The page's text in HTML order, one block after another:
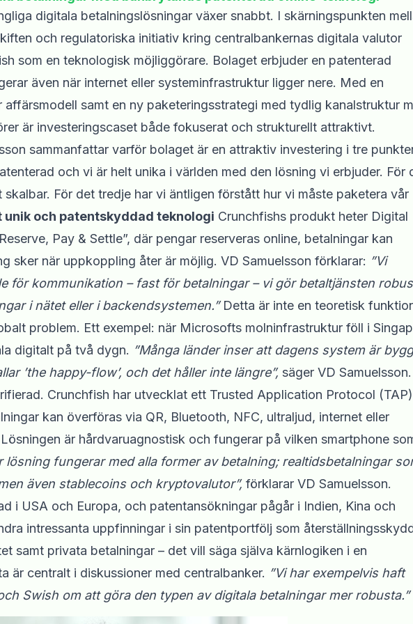
digitala betalningslösningar växer snabbt. I skärningspunkten
och regulatoriska initiativ kring centralbankernas digitala valutor
som en teknologisk möjliggörare. Bolaget erbjuder en patenterad
även när internet eller systeminfrastruktur ligger nere. Med en
samt en ny paketeringsstrategi med tydlig kanalstruktur
är investeringscaset både fokuserat och strukturellt attraktivt.
sammanfattar varför bolaget är en attraktiv investering i tre
och vi är helt unika i världen med den lösning vi erbjuder. För
För det tredje har vi äntligen förstått hur vi måste paketera vår
unik och patentskyddad teknologi Crunchfishs produkt heter Digital
Pay & Settle”, där pengar reserveras online, betalningar kan
sker när uppkoppling åter är möjlig. VD Samuelsson förklarar: ”Vi
för kommunikation – fast för betalningar – vi gör betaltjänsten
i nätet eller i backendsystemen.”Detta är inte en teoretisk
problem. Ett exempel: när Microsofts molninfrastruktur föll i
digitalt på två dygn. ”Många länder inser att dagens system är
’the happy-flow’, och det håller inte längre”, säger VD Samuelsson.
Crunchfish har utvecklat ett Trusted Application Protocol (TAP)
kan överföras via QR, Bluetooth, NFC, ultraljud, internet eller
är hårdvaruagnostisk och fungerar på vilken smartphone
lösning fungerar med alla former av betalning; realtidsbetalningar
även stablecoins och kryptovalutor”, förklarar VD Samuelsson.
i USA och Europa, och patentansökningar pågår i Indien, Kina och
intressanta uppfinningar i sin patentportfölj som
samt privata betalningar – det vill säga själva kärnlogiken i en
är centralt i diskussioner med centralbanker. ”Vi har exempelvis haft
Swish om att göra den typen av digitala betalningar mer robusta.”